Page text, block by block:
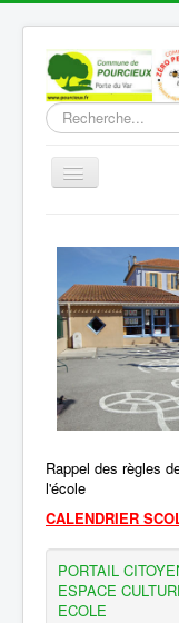
Rechercher
Basculer
Découverte
Vie Municipale
Vie locale
Infos pratiques
Communication
Vous êtes ici :
Rappel des règles
l'école
CALENDRIER
PORTAIL
ESPACE
ECOLE